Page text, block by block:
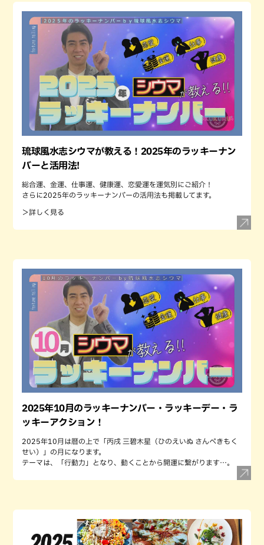
琉球風水志シウマが教える！2025年のラッキーナン
バーと活用法!
総合運、金運、仕事運、健康運、恋愛運を運気別にご紹介！
さらに2025年のラッキーナンバーの活用法も掲載してます。
＞詳しく見る
2025年10月のラッキーナンバー・ラッキーデー・ラ
ッキーアクション！
2025年10月は暦の上で「丙戌 三碧木星（ひのえいぬ さんぺきもく
せい）」の月になります。
テーマは、「行動力」となり、動くことから開運に繋がります…。